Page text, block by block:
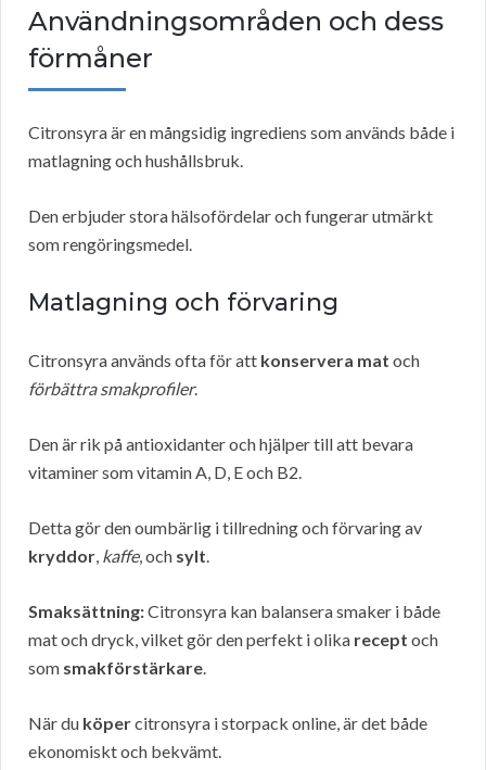
Användningsområden och dess
förmåner
Citronsyra är en mångsidig ingrediens som används både i
matlagning och hushållsbruk.
Den erbjuder stora hälsofördelar och fungerar utmärkt
som rengöringsmedel.
Matlagning och förvaring
Citronsyra används ofta för att konservera mat och
förbättra smakprofiler.
Den är rik på antioxidanter och hjälper till att bevara
vitaminer som vitamin A, D, E och B2.
Detta gör den oumbärlig i tillredning och förvaring av
kryddor, kaffe, och sylt.
Smaksättning:Citronsyra kan balansera smaker i både
mat och dryck, vilket gör den perfekt i olika recept och
som smakförstärkare.
När du köpercitronsyra i storpack online, är det både
ekonomiskt och bekvämt.